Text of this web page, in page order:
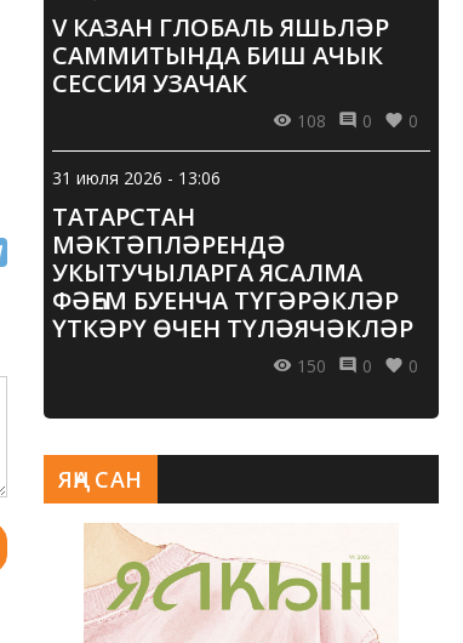
V КАЗАН ГЛОБАЛЬ ЯШЬЛӘР
САММИТЫНДА БИШ АЧЫК
СЕССИЯ УЗАЧАК
108 0 0
31 июля 2026 - 13:06
ТАТАРСТАН
МӘКТӘПЛӘРЕНДӘ
УКЫТУЧЫЛАРГА ЯСАЛМА
ФӘҺЕМ БУЕНЧА ТҮГӘРӘКЛӘР
ҮТКӘРҮ ӨЧЕН ТҮЛӘЯЧӘКЛӘР
150 0 0
ЯҢА САН